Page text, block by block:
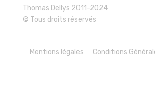
Thomas Dellys 2011-2024
© Tous droits réservés
Mentions légales Conditions